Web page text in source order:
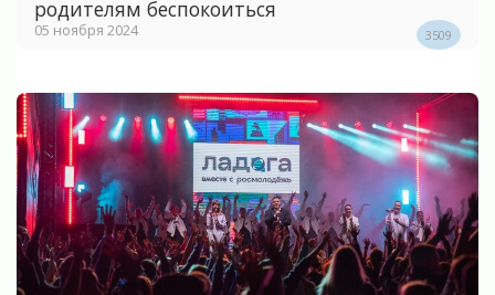
родителям беспокоиться
05 ноября 2024 3509